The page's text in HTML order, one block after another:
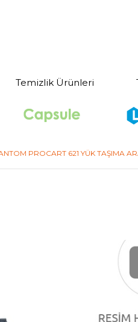
Temizlik Ürünleri
PROCART 621 YÜK TAŞIMA